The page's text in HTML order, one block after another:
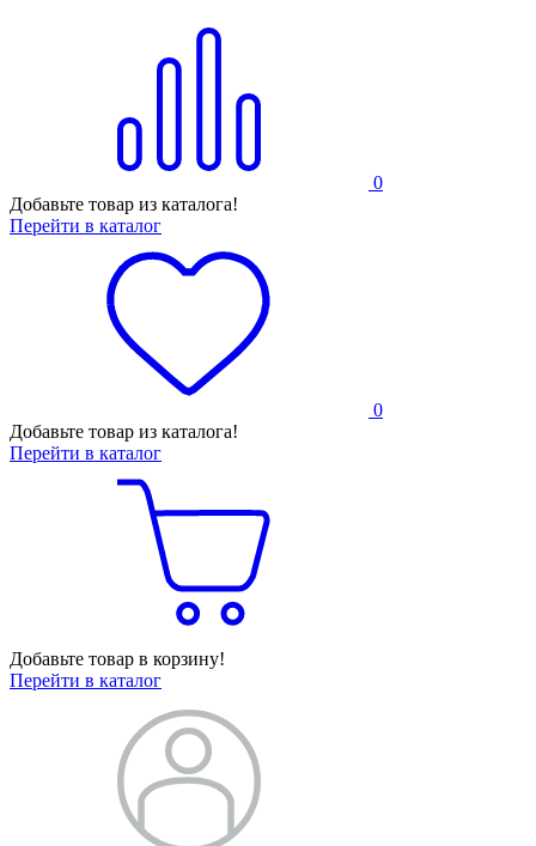
0
Добавьте товар из каталога!
Перейти в каталог
0
Добавьте товар из каталога!
Перейти в каталог
Добавьте товар в корзину!
Перейти в каталог